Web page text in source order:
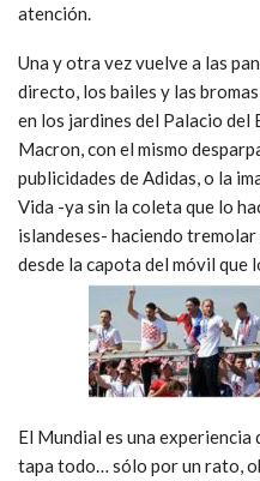
atención.
Una y otra vez vuelve a las
directo, los bailes y las
en los jardines del Palacio del
Macron, con el mismo
publicidades de Adidas, o la
Vida -ya sin la coleta que lo
islandeses- haciendo
desde la capota del móvil que
El Mundial es una experiencia
tapa todo… sólo por un rato,